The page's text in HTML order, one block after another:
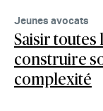
Jeunes avocats
Saisir toutes
construire
complexité